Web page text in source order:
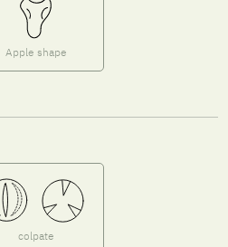
Apple shape
colpate